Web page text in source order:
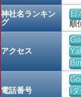
神社名ランキン
グ
日
順
アクセス
電話番号
iタ